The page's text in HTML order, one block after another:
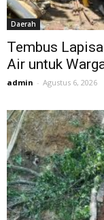
Daerah
Tembus
Air untuk
admin - Agustus 6, 2026